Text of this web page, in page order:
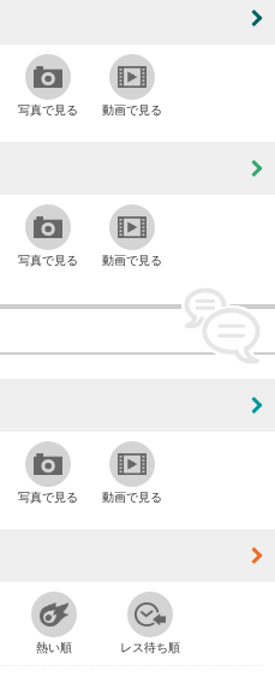
写真で見る 動画で見る
写真で見る 動画で見る
写真で見る 動画で見る
熱い順 レス待ち順